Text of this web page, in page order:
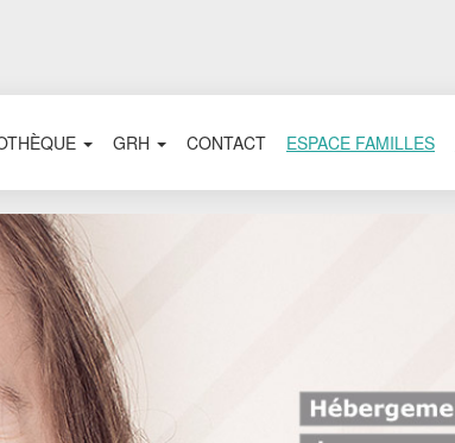
GRH CONTACT ESPACE FAMILLES